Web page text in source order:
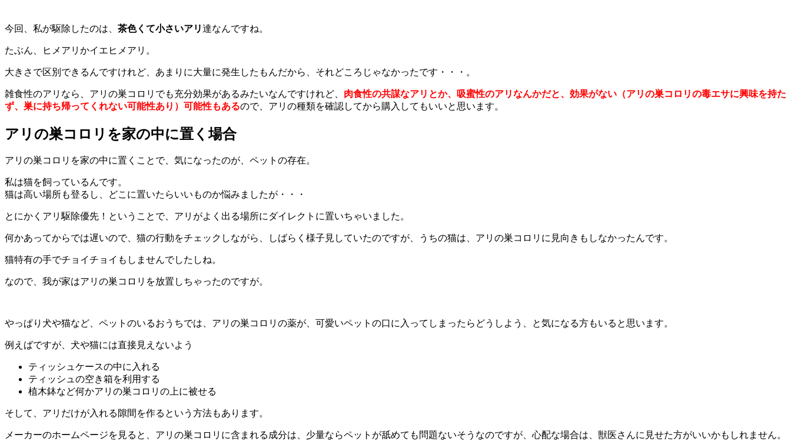
今回、私が駆除したのは、 茶色くて小さいアリ達なんですね。
たぶん、ヒメアリかイエヒメアリ。
大きさで区別できるんですけれど、あまりに大量に発生したもんだから、それどころじゃなかったです・・・。
雑食性のアリなら、アリの巣コロリでも充分効果があるみたいなんですけれど、 肉食性の共謀なアリとか、吸蜜性のアリなんかだと、効果がない（アリの巣コロリの毒エサに興味を持た
ず、巣に持ち帰ってくれない可能性あり）可能性もあるので、アリの種類を確認してから購入してもいいと思います。
アリの巣コロリを家の中に置く場合
アリの巣コロリを家の中に置くことで、気になったのが、ペットの存在。
私は猫を飼っているんです。
猫は高い場所も登るし、どこに置いたらいいものか悩みましたが・・・
とにかくアリ駆除優先！ということで、アリがよく出る場所にダイレクトに置いちゃいました。
何かあってからでは遅いので、猫の行動をチェックしながら、しばらく様子見していたのですが、うちの猫は、アリの巣コロリに見向きもしなかったんです。
猫特有の手でチョイチョイもしませんでしたしね。
なので、我が家はアリの巣コロリを放置しちゃったのですが。
やっぱり犬や猫など、ペットのいるおうちでは、アリの巣コロリの薬が、可愛いペットの口に入ってしまったらどうしよう、と気になる方もいると思います。
例えばですが、犬や猫には直接見えないよう
ティッシュケースの中に入れる
ティッシュの空き箱を利用する
植木鉢など何かアリの巣コロリの上に被せる
そして、アリだけが入れる隙間を作るという方法もあります。
メーカーのホームページを見ると、アリの巣コロリに含まれる成分は、少量ならペットが舐めても問題ないそうなのですが、心配な場合は、獣医さんに見せた方がいいかもしれません。